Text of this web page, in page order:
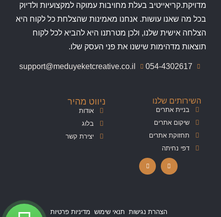
מדויקת.קריאייטיב בעלת מחויבות עמוקה למקצועיות ולדיוק
בכל מה שאנו עושות. אנחנו מאמינות שהצלחת כל לקוח היא
הצלחה אישית שלנו, ולכן מטרתנו היא להביא לכל לקוח
תוצאות מדהימות שישנו את פני העסק שלו.
054-4302617
support@meduyeketcreative.co.il
השירותים שלנו
בניית אתרים
שיקום אתרים
תחזוקת אתרים
דפי נחיתה
ניווט מהיר
אודות
בלוג
יצירת קשר
הצהרת נגישות תנאי שימוש מדיניות פרטיות